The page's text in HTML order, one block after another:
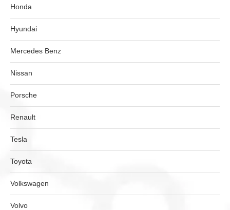
Honda
Hyundai
Mercedes Benz
Nissan
Porsche
Renault
Tesla
Toyota
Volkswagen
Volvo